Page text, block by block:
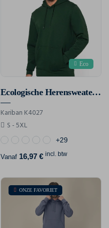
Eco
Ecologische Herensweater Met Capuchon
Kariban K4027
S - 5XL
+29
Vanaf 16,97 € incl. btw
ONZE FAVORIET